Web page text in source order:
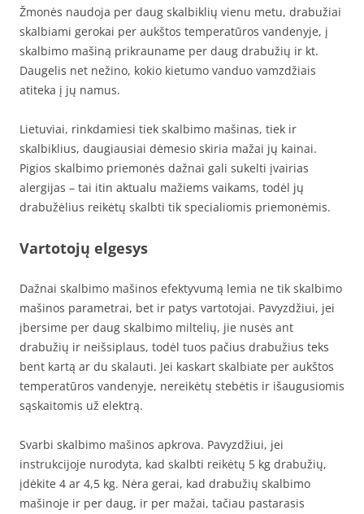
Žmonės naudoja per daug skalbiklių vienu metu, drabužiai
skalbiami gerokai per aukštos temperatūros vandenyje, į
skalbimo mašiną prikrauname per daug drabužių ir kt.
Daugelis net nežino, kokio kietumo vanduo vamzdžiais
atiteka į jų namus.
Lietuviai, rinkdamiesi tiek skalbimo mašinas, tiek ir
skalbiklius, daugiausiai dėmesio skiria mažai jų kainai.
Pigios skalbimo priemonės dažnai gali sukelti įvairias
alergijas – tai itin aktualu mažiems vaikams, todėl jų
drabužėlius reikėtų skalbti tik specialiomis priemonėmis.
Vartotojų elgesys
Dažnai skalbimo mašinos efektyvumą lemia ne tik skalbimo
mašinos parametrai, bet ir patys vartotojai. Pavyzdžiui, jei
įbersime per daug skalbimo miltelių, jie nusės ant
drabužių ir neišsiplaus, todėl tuos pačius drabužius teks
bent kartą ar du skalauti. Jei kaskart skalbiate per aukštos
temperatūros vandenyje, nereikėtų stebėtis ir išaugusiomis
sąskaitomis už elektrą.
Svarbi skalbimo mašinos apkrova. Pavyzdžiui, jei
instrukcijoje nurodyta, kad skalbti reikėtų 5 kg drabužių,
įdėkite 4 ar 4,5 kg. Nėra gerai, kad drabužių skalbimo
mašinoje ir per daug, ir per mažai, tačiau pastarasis